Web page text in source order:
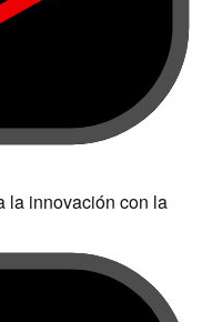
la innovación con la